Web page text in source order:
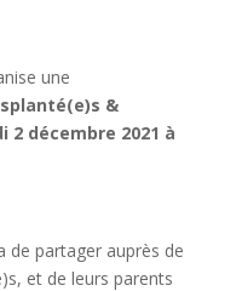
une
&
2 décembre 2021 à
de partager auprès de
et de leurs parents